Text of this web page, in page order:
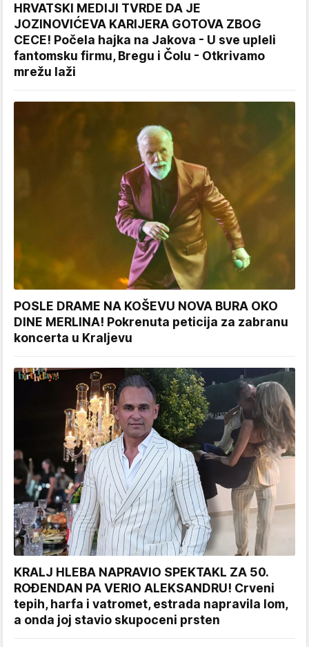
HRVATSKI MEDIJI TVRDE DA JE
JOZINOVIĆEVA KARIJERA GOTOVA ZBOG
CECE! Počela hajka na Jakova - U sve upleli
fantomsku firmu, Bregu i Čolu - Otkrivamo
mrežu laži
POSLE DRAME NA KOŠEVU NOVA BURA OKO
DINE MERLINA! Pokrenuta peticija za zabranu
koncerta u Kraljevu
KRALJ HLEBA NAPRAVIO SPEKTAKL ZA 50.
ROĐENDAN PA VERIO ALEKSANDRU! Crveni
tepih, harfa i vatromet, estrada napravila lom,
a onda joj stavio skupoceni prsten